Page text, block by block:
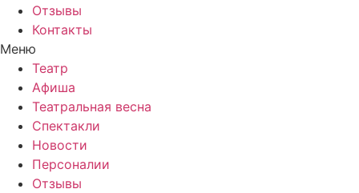
Отзывы
Контакты
Меню
Театр
Афиша
Театральная весна
Спектакли
Новости
Персоналии
Отзывы